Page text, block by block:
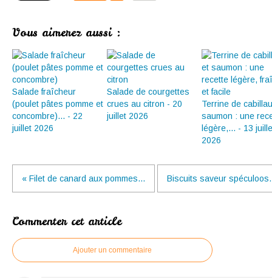
Vous aimerez aussi :
Salade fraîcheur
(poulet pâtes pomme et
concombre)... - 22
juillet 2026
Salade de courgettes
crues au citron - 20
juillet 2026
Terrine de
saumon : une
légère,... - 13
2026
« Filet de canard aux pommes... Biscuits saveur
Commenter cet article
Ajouter un commentaire